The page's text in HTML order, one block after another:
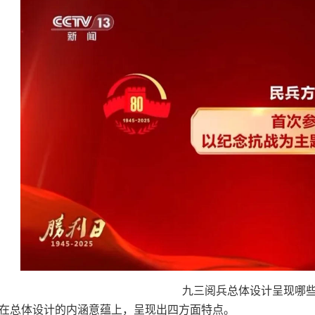
九三阅兵总体设计呈现哪
总体设计的内涵意蕴上，呈现出四方面特点。